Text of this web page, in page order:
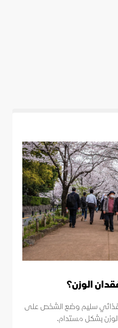
الوزن؟
سليم وضع الشخص على
بشكل مستدام.